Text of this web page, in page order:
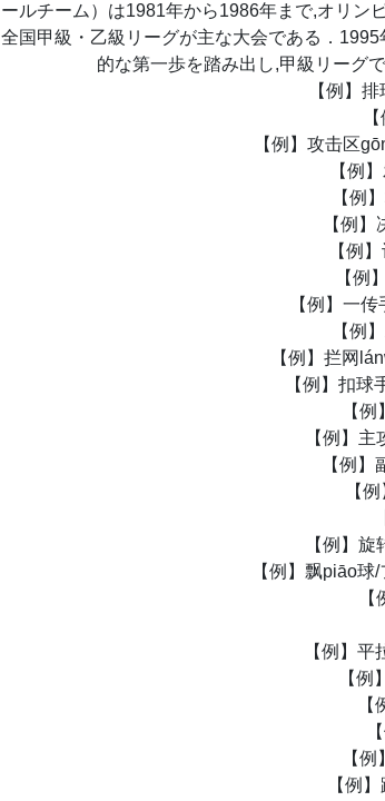
ールチーム）は1981年から1986年まで,オリン
全国甲級・乙級リーグが主な大会である．
的な第一歩を踏み出し,甲級リーグ
【例】
【例】攻击区
【例
【例
【例
【例
【例
【例】一
【例
【例】拦网
【例】扣球
【
【例】
【例】
【
【例】
【例】飘piāo球
【例】
【例
【
【例